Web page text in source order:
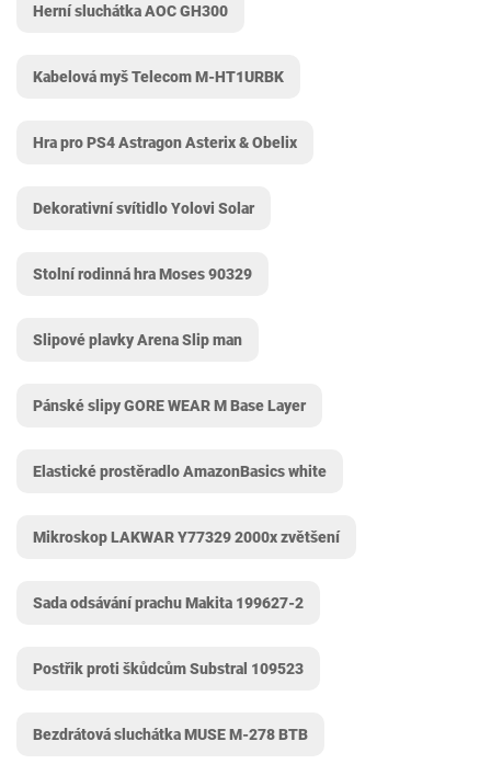
Herní sluchátka AOC GH300
Kabelová myš Telecom M-HT1URBK
Hra pro PS4 Astragon Asterix & Obelix
Dekorativní svítidlo Yolovi Solar
Stolní rodinná hra Moses 90329
Slipové plavky Arena Slip man
Pánské slipy GORE WEAR M Base Layer
Elastické prostěradlo AmazonBasics white
Mikroskop LAKWAR Y77329 2000x zvětšení
Sada odsávání prachu Makita 199627-2
Postřik proti škůdcům Substral 109523
Bezdrátová sluchátka MUSE M-278 BTB